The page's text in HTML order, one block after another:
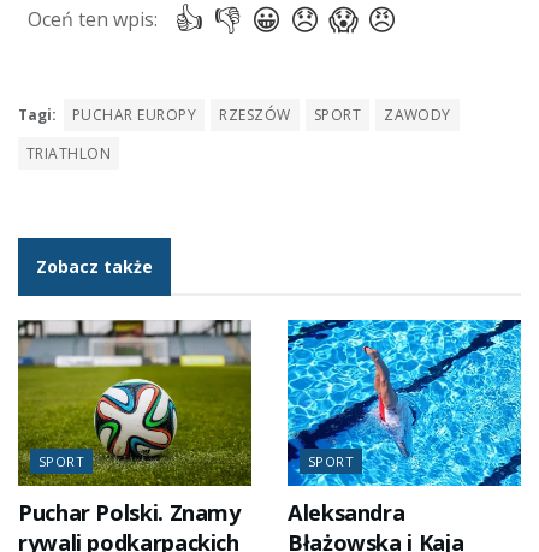
Tagi: PUCHAR EUROPY RZESZÓW SPORT
ZAWODY
TRIATHLON
Zobacz także
SPORT
Puchar Polski. Znamy
rywali podkarpackich
SPORT
Aleksandra
Błażowska i Kaja